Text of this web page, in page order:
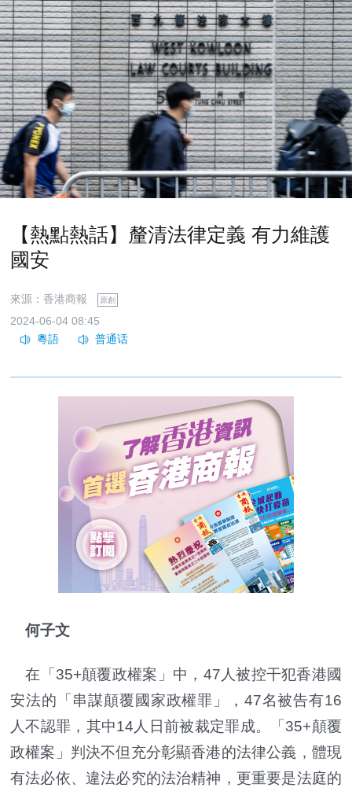
【熱點熱話】釐清法律定義 有力維護
國安
來源：香港商報 原創
2024-06-04 08:45
何子文
在「35+顛覆政權案」中，47人被控干犯香港國
安法的「串謀顛覆國家政權罪」，47名被告有16
人不認罪，其中14人日前被裁定罪成。「35+顛覆
政權案」判決不但充分彰顯香港的法律公義，體現
有法必依、違法必究的法治精神，更重要是法庭的